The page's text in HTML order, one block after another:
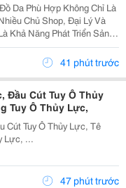
Da Phù Hợp Không Chỉ Là
Chủ Shop, Đại Lý Và
Khả Năng Phát Triển Sản
Ổn Định Và Hỗ Trợ Lâu Dài.
Đơn Vị Sản Xuất,...41 phút trước
Đầu Cút Tuy Ô Thủy
Tuy Ô Thủy Lực,
Cút Tuy Ô Thủy Lực, Tê
Sống Chết Ống Tuy Ô Thủy Lực, ...
47 phút trước